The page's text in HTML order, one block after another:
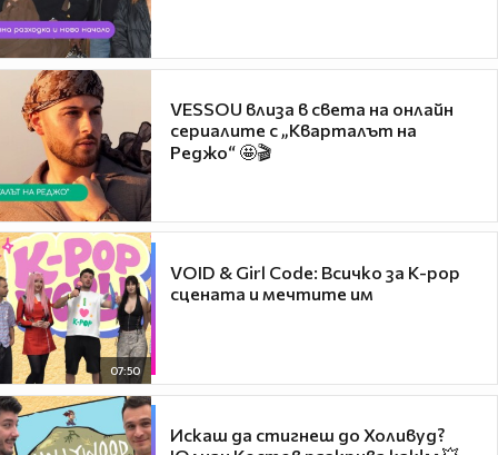
VESSOU влиза в света на онлайн
сериалите с „Кварталът на
Реджо“ 🤩🎬
07:50
VOID & Girl Code: Всичко за K-pop
сцената и мечтите им
Искаш да стигнеш до Холивуд?